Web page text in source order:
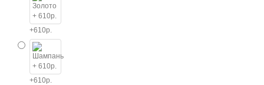
+610р.
+610р.